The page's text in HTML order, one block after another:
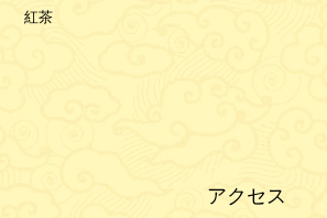
紅茶
アクセス